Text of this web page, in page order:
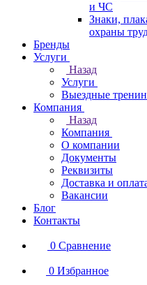
и ЧС
Знаки,
охраны
Бренды
Услуги
Назад
Услуги
Выездные
Компания
Назад
Компания
О компании
Документы
Реквизиты
Доставка и
Вакансии
Блог
Контакты
0 Сравнение
0 Избранное